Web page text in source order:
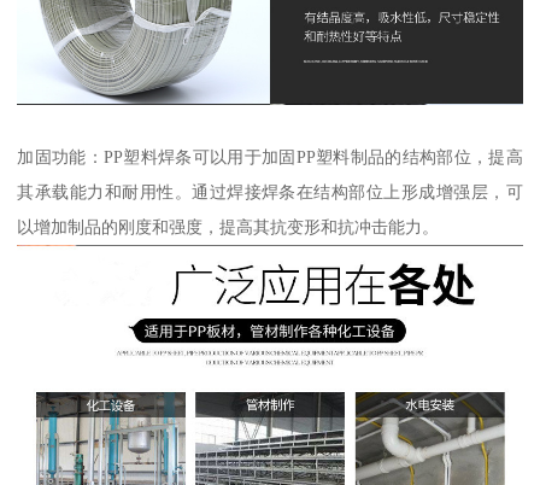
加固功能：PP塑料焊条可以用于加固PP塑料制品的结构部位，提高
其承载能力和耐用性。通过焊接焊条在结构部位上形成增强层，可
以增加制品的刚度和强度，提高其抗变形和抗冲击能力。